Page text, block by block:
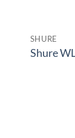
SHURE
Shure